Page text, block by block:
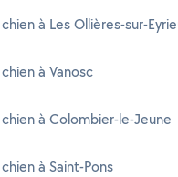
à Les Ollières-sur-
à Vanosc
à Colombier-le-Jeune
à Saint-Pons